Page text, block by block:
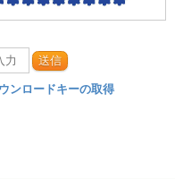
送信
ンロードキーの取得